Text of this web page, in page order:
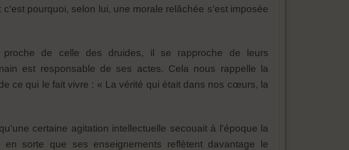
pourquoi, selon lui, une morale relâchée s'est imposée
de celle des druides, il se rapproche de leurs
est responsable de ses actes. Cela nous rappelle la
ce qui le fait vivre : « La vérité qui était dans nos cœurs, la
certaine agitation intellectuelle secouait à l'époque la
sorte que ses enseignements reflètent davantage le